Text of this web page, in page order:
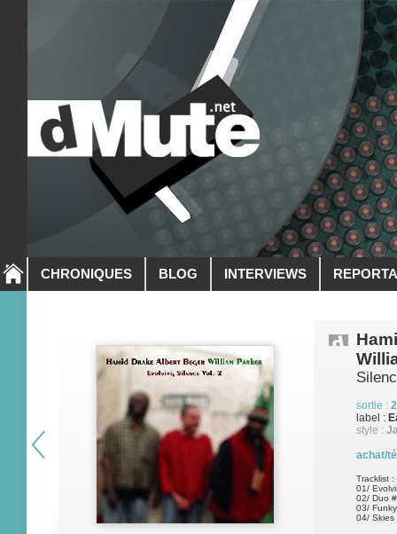
CHRONIQUES BLOG INTERVIEWS
sortie :
label :
style :
achat/
Tracklist :
01/
02/ Duo
03/
04/ Skies